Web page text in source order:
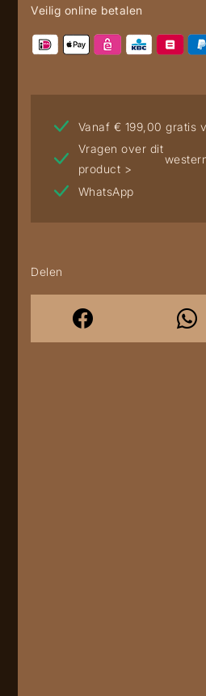
Veilig online betalen
Vanaf € 199,00 gratis
Vragen over dit
product >
WhatsApp
Delen